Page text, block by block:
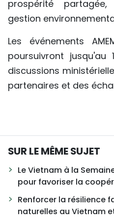
prospérité
gestion
Les événements
poursuivront
discussions
partenaires et des
SUR LE MÊME SUJET
Le Vietnam à la
pour favoriser la
Renforcer la résilience
naturelles au Vietnam et